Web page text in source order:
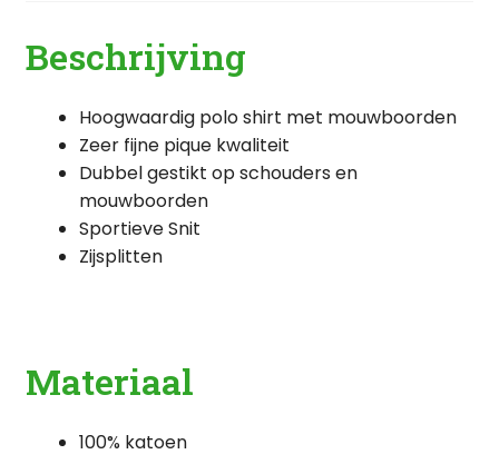
Beschrijving
Hoogwaardig polo shirt met mouwboorden
Zeer fijne pique kwaliteit
Dubbel gestikt op schouders en
mouwboorden
Sportieve Snit
Zijsplitten
Materiaal
100% katoen